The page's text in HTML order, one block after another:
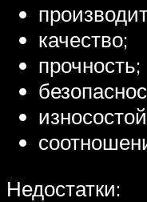
качество;
прочность;
Недостатки: